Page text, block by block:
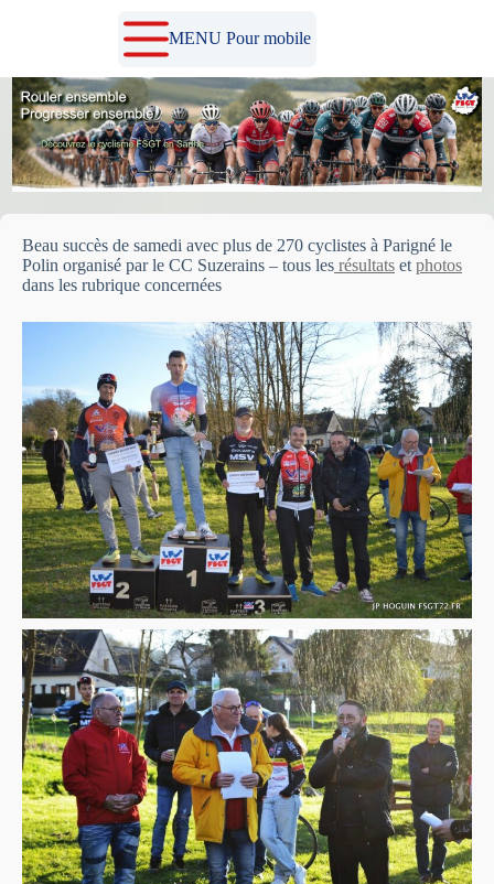
MENU Pour mobile
Beau succès de samedi avec plus de 270 cyclistes à Parigné le
Polin organisé par le CC Suzerains – tous les résultats et photos
dans les rubrique concernées